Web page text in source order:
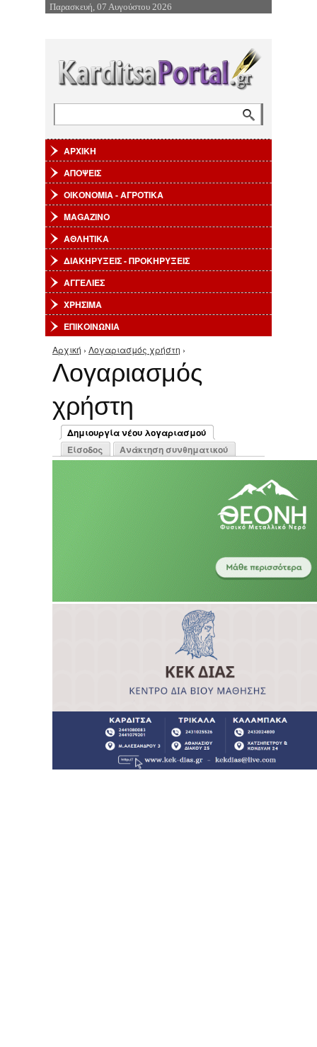
Επιστροφή στην Πλοήγηση
Παρασκευή, 07 Αυγούστου 2026
ΑΡΧΙΚΗ
ΑΠΟΨΕΙΣ
ΟΙΚΟΝΟΜΙΑ - ΑΓΡΟΤΙΚΑ
MAGAZINO
ΑΘΛΗΤΙΚΑ
ΔΙΑΚΗΡΥΞΕΙΣ - ΠΡΟΚΗΡΥΞΕΙΣ
ΑΓΓΕΛΙΕΣ
ΧΡΗΣΙΜΑ
ΕΠΙΚΟΙΝΩΝΙΑ
Είστε εδώ
Αρχική › Λογαριασμός χρήστη ›
Λογαριασμός
χρήστη
Πρωτεύουσες καρτέλες
Δημιουργία νέου λογαριασμού
(ενεργή καρτέλα)
Είσοδος Ανάκτηση συνθηματικού